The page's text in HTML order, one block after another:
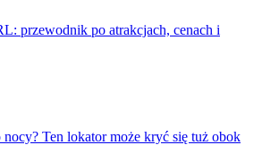
przewodnik po atrakcjach, cenach i
nocy? Ten lokator może kryć się tuż obok